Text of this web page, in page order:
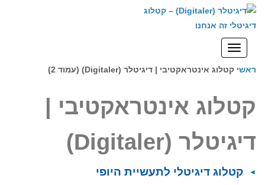
לתוכן
תפריט
ראשי קטלוג אינטראקטיבי | דיגיטלר (Digitaler) (עמוד 2)
קטלוג אינטראקטיבי |
דיגיטלר (Digitaler)
קטלוג דיגיטלי לתעשיית היופי